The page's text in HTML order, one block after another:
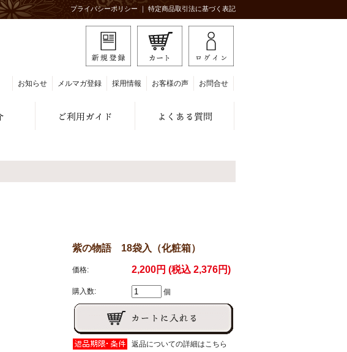
プライバシーポリシー ｜ 特定商品取引法に基づく表記
お知らせ メルマガ登録 採用情報 お客様の声 お問合せ
紫の物語 18袋入（化粧箱）
価格: 2,200円 (税込 2,376円)
購入数: 個
返品についての詳細はこちら